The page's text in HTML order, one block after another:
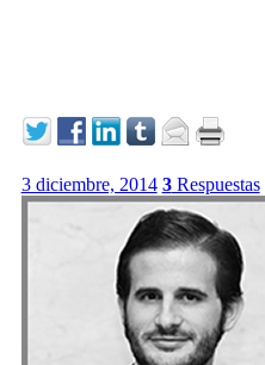
3 diciembre, 2014 3Respuestas